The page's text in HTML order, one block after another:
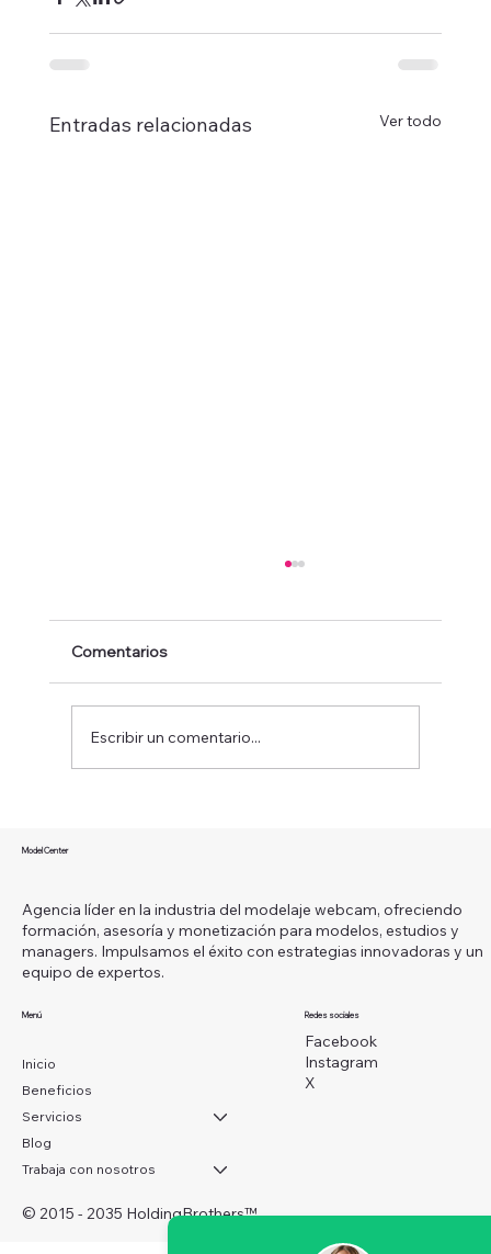
Entradas relacionadas Ver todo
Comentarios
Escribir un comentario...
Model Center
Agencia líder en la industria del modelaje webcam, ofreciendo
formación, asesoría y monetización para modelos, estudios y
managers. Impulsamos el éxito con estrategias innovadoras y un
equipo de expertos.
Menú
Inicio
Beneficios
Servicios
Blog
Trabaja con nosotros
Redes sociales
Facebook
Instagram
X
© 2015 - 2035 HoldingBrothers™